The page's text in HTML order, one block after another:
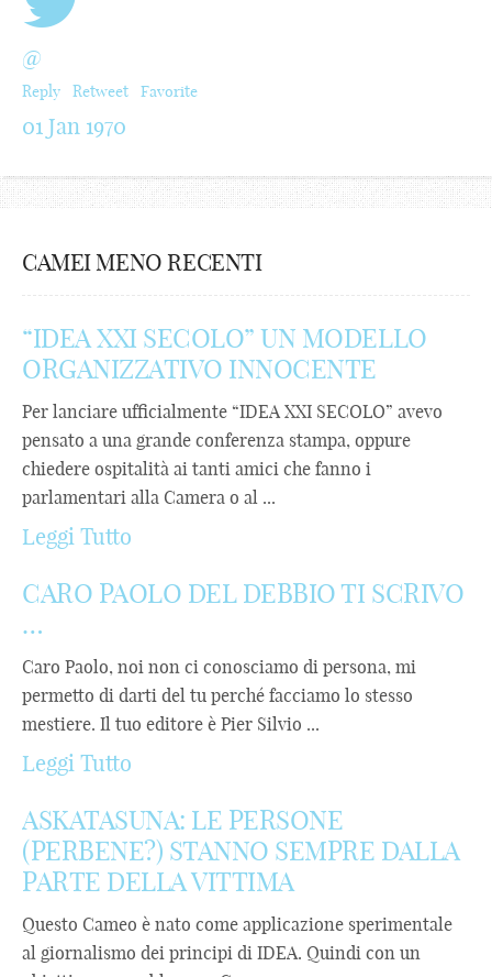
@
Reply Retweet Favorite
01 Jan 1970
CAMEI MENO RECENTI
“IDEA XXI SECOLO” UN MODELLO
ORGANIZZATIVO INNOCENTE
Per lanciare ufficialmente “IDEA XXI SECOLO” avevo
pensato a una grande conferenza stampa, oppure
chiedere ospitalità ai tanti amici che fanno i
parlamentari alla Camera o al ...
Leggi Tutto
CARO PAOLO DEL DEBBIO TI SCRIVO
…
Caro Paolo, noi non ci conosciamo di persona, mi
permetto di darti del tu perché facciamo lo stesso
mestiere. Il tuo editore è Pier Silvio ...
Leggi Tutto
ASKATASUNA: LE PERSONE
(PERBENE?) STANNO SEMPRE DALLA
PARTE DELLA VITTIMA
Questo Cameo è nato come applicazione sperimentale
al giornalismo dei principi di IDEA. Quindi con un